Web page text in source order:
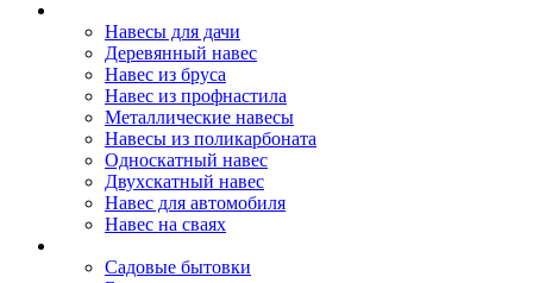
Навесы для дачи
Деревянный навес
Навес из бруса
Навес из профнастила
Металлические навесы
Навесы из поликарбоната
Односкатный навес
Двухскатный навес
Навес для автомобиля
Навес на сваях
Садовые бытовки